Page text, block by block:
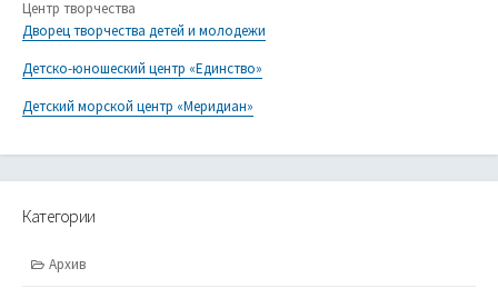
Центр творчества
Дворец творчества детей и молодежи
Детско-юношеский центр «Единство»
Детский морской центр «Меридиан»
Категории
Архив